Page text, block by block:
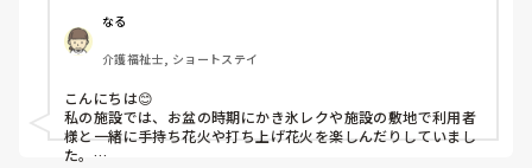
なる
介護福祉士, ショートステイ
こんにちは😊
私の施設では、お盆の時期にかき氷レクや施設の敷地で利用者
様と一緒に手持ち花火や打ち上げ花火を楽しんだりしていまし
た。